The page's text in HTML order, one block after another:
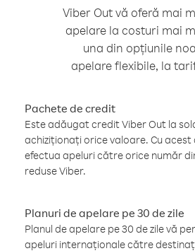
Viber Out vă oferă mai
apelare la costuri mai
una din opțiunile
apelare flexibile, la
Pachete de credit
Este adăugat credit Viber Out la
achiziționați orice valoare. Cu
efectua apeluri către orice număr
reduse Viber.
Planuri de apelare pe 30 de zile
Planul de apelare pe 30 de zile vă
apeluri internaționale către